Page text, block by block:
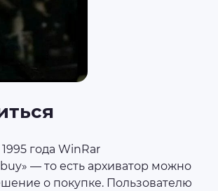
года WinRar
— то есть архиватор можно
о покупке. Пользователю